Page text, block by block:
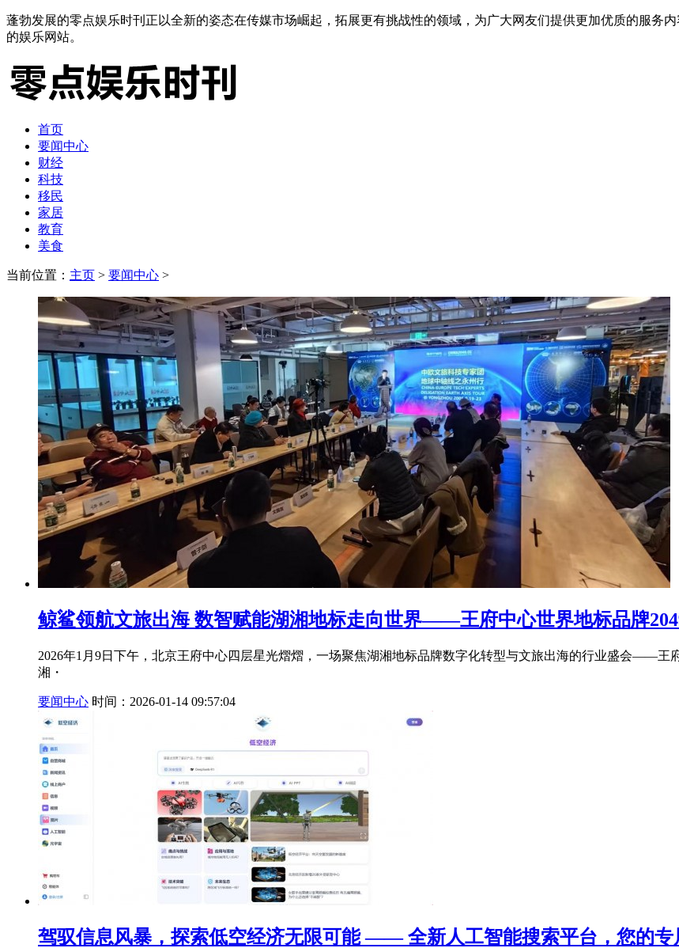
蓬勃发展的零点娱乐时刊正以全新的姿态在传媒市场崛起，拓展更有挑战性的领域，为广大网友们提供更加优质的服务
的娱乐网站。
首页
要闻中心
财经
科技
移民
家居
教育
美食
当前位置： 主页 > 要闻中心 >
鲸鲨领航文旅出海 数智赋能湖湘地标走向世界——王府中心世界地标品牌
2026年1月9日下午，北京王府中心四层星光熠熠，一场聚焦湖湘地标品牌数字化转型与文旅出海的行业盛会——王
湘・
要闻中心 时间：2026-01-14 09:57:04
驾驭信息风暴，探索低空经济无限可能 —— 全新人工智能搜索平台，您的专